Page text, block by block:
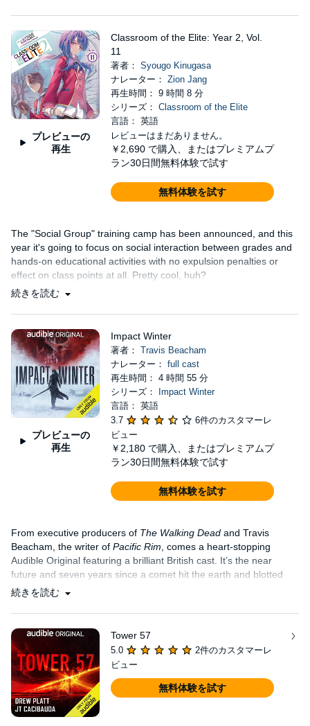
プレビューの
再生
Classroom of the Elite: Year 2, Vol.
11
著者： Syougo Kinugasa
ナレーター： Zion Jang
再生時間： 9 時間 8 分
シリーズ： Classroom of the Elite
言語： 英語
レビューはまだありません。
￥2,690 で購入、またはプレミアムプ
ラン30日間無料体験で試す
無料体験を試す
The "Social Group" training camp has been announced, and this
year it's going to focus on social interaction between grades and
hands-on educational activities with no expulsion penalties or
effect on class points at all. Pretty cool, huh?
続きを読む
プレビューの
再生
Impact Winter
著者： Travis Beacham
ナレーター： full cast
再生時間： 4 時間 55 分
シリーズ：
Impact Winter
言語： 英語
3.7
6件のカスタマーレ
ビュー
￥2,180 で購入、またはプレミアムプ
ラン30日間無料体験で試す
無料体験を試す
From executive producers of The Walking Dead and Travis
Beacham, the writer of Pacific Rim , comes a heart-stopping
Audible Original featuring a brilliant British cast. It’s the near
future and seven years since a comet hit the earth and blotted
out the sun....
続きを読む
Tower 57
5.0
2件のカスタマーレ
ビュー
無料体験を試す